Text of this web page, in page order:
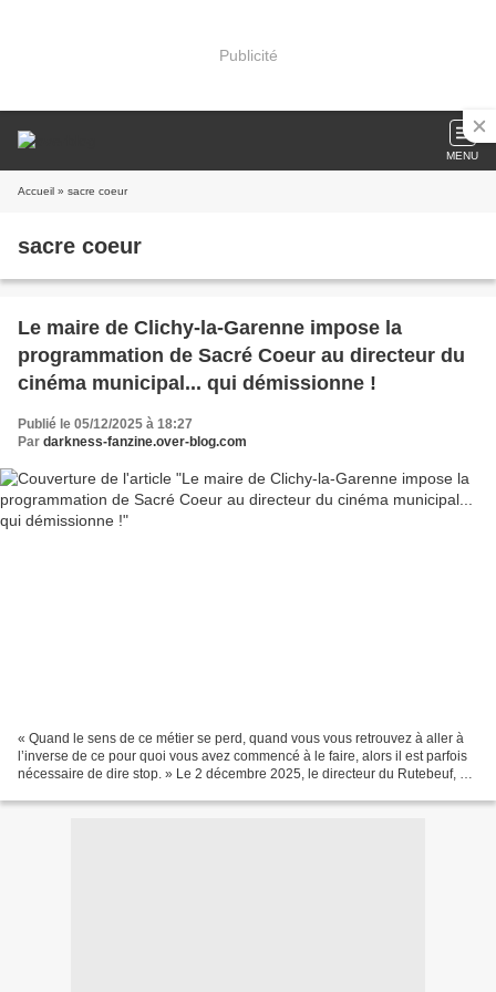
Publicité
MENU
Accueil » sacre coeur
sacre coeur
Le maire de Clichy-la-Garenne impose la
programmation de Sacré Coeur au directeur du
cinéma municipal... qui démissionne !
Publié le 05/12/2025 à 18:27
Par darkness-fanzine.over-blog.com
« Quand le sens de ce métier se perd, quand vous vous retrouvez à aller à
l’inverse de ce pour quoi vous avez commencé à le faire, alors il est parfois
nécessaire de dire stop. » Le 2 décembre 2025, le directeur du Rutebeuf, un